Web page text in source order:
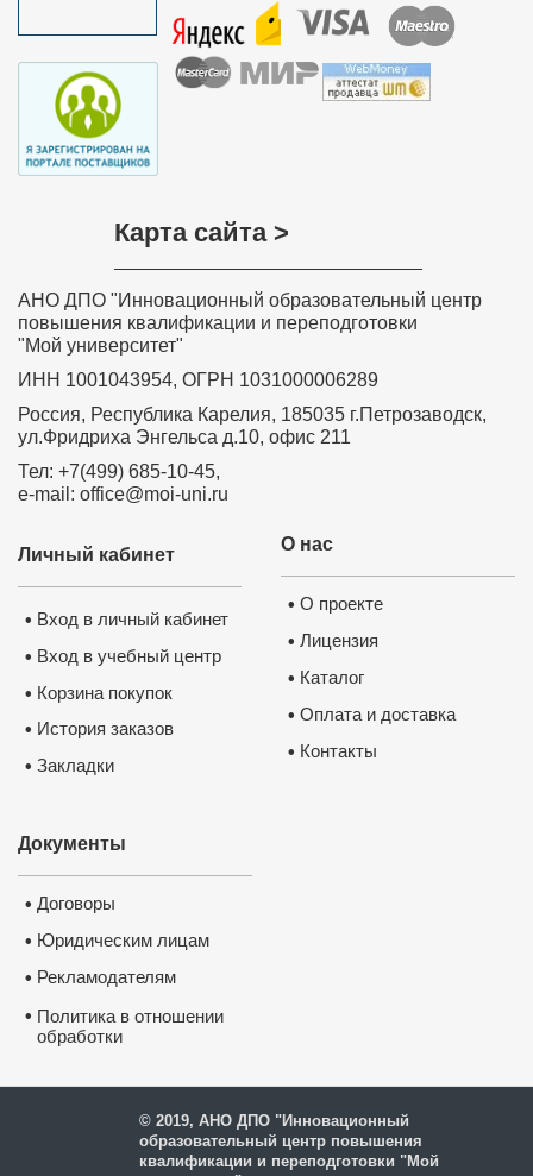
Карта сайта >
АНО ДПО "Инновационный образовательный центр
повышения квалификации и переподготовки
"Мой университет"
ИНН 1001043954, ОГРН 1031000006289
Россия, Республика Карелия, 185035 г.Петрозаводск,
ул.Фридриха Энгельса д.10, офис 211
Тел: +7(499) 685-10-45,
e-mail: office@moi-uni.ru
О нас
• О проекте
• Лицензия
• Каталог
• Оплата и доставка
• Контакты
Личный кабинет
• Вход в личный кабинет
• Вход в учебный центр
• Корзина покупок
• История заказов
• Закладки
Документы
• Договоры
• Юридическим лицам
• Рекламодателям
• Политика в отношении
обработки
© 2019, АНО ДПО "Инновационный
образовательный центр повышения
квалификации и переподготовки "Мой